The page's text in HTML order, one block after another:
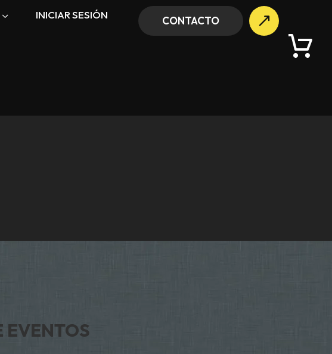
INICIAR SESIÓN CONTACTO
EVENTOS